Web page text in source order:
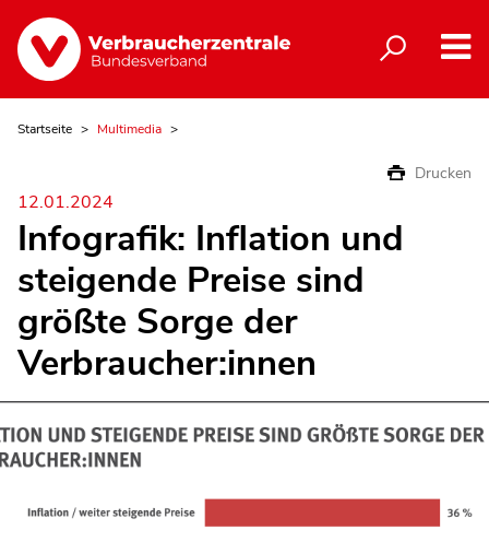
Startseite Multimedia
Drucken
12.01.2024
Infografik: Inflation und
steigende Preise sind
größte Sorge der
Verbraucher:innen